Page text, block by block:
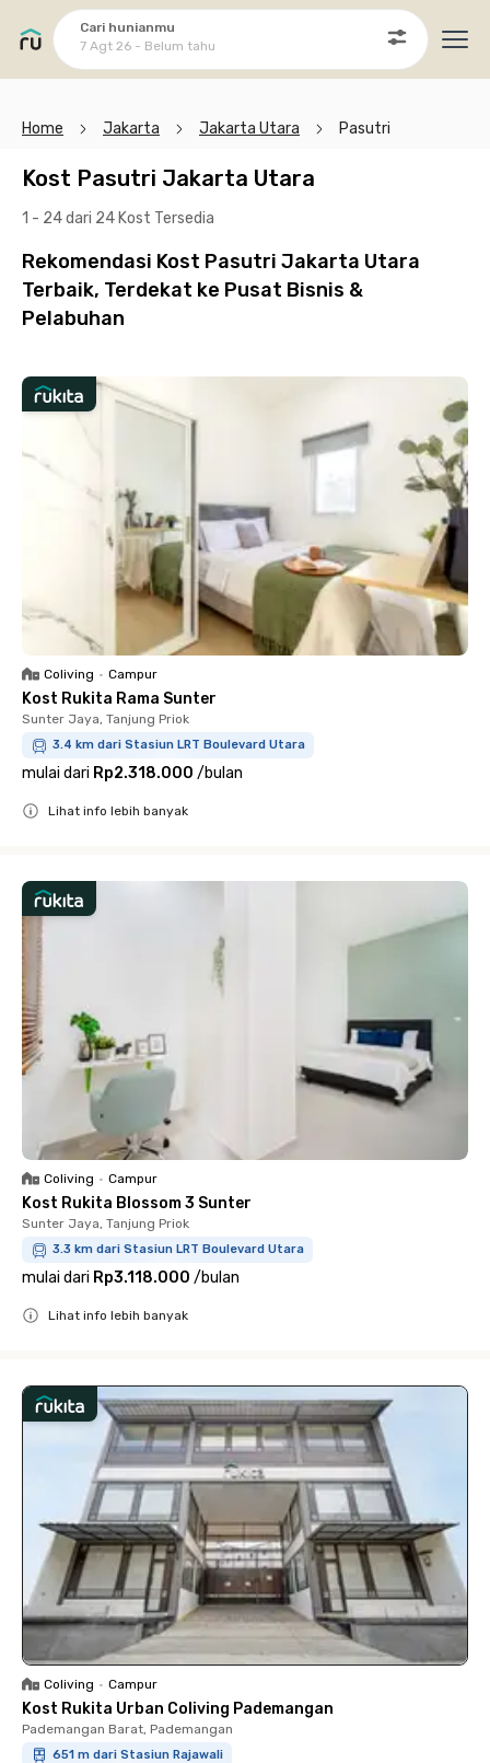
Cari hunianmu
7 Agt 26 - Belum tahu
Home Jakarta Jakarta Utara Pasutri
Kost Pasutri Jakarta Utara
1 - 24 dari 24 Kost Tersedia
Rekomendasi Kost Pasutri Jakarta Utara
Terbaik, Terdekat ke Pusat Bisnis &
Pelabuhan
Coliving • Campur
Kost Rukita Rama Sunter
Sunter Jaya, Tanjung Priok
3.4 km dari Stasiun LRT Boulevard Utara
mulai dari Rp2.318.000 /bulan
Lihat info lebih banyak
Coliving • Campur
Kost Rukita Blossom 3 Sunter
Sunter Jaya, Tanjung Priok
3.3 km dari Stasiun LRT Boulevard Utara
mulai dari Rp3.118.000 /bulan
Lihat info lebih banyak
Coliving • Campur
Kost Rukita Urban Coliving Pademangan
Pademangan Barat, Pademangan
651 m dari Stasiun Rajawali